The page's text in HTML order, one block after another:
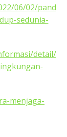
06/02/pand
sedunia-
detail/
menjaga-